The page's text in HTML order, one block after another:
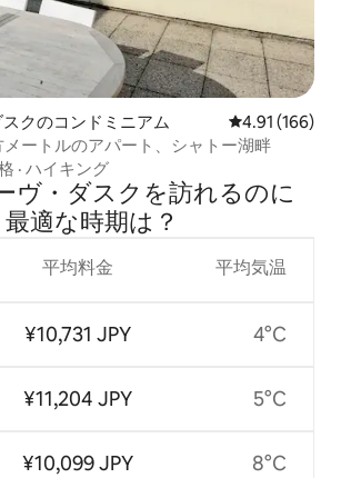
クのコンドミニアム レビュー166
4.91 (166)
ートルのアパート、シャトー湖畔
· ハイキング
ヴ・ダスクを訪⁠れ⁠るの⁠に
最⁠適⁠な時⁠期⁠は⁠？
平均料金
¥10,731 JPY
¥11,204 JPY
¥10,099 JPY
平均気温
4°C
5°C
8°C